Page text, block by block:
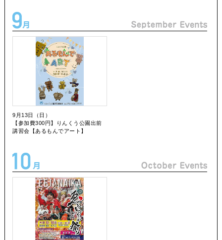
9月13日（日）
【参加費300円】りんくう公園出前
講習会【あるもんでアート】